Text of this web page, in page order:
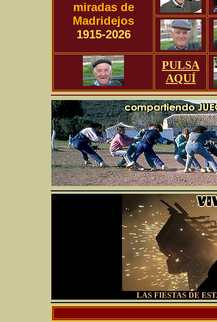
miradas de
Madridejos
1915-2026
PULSA
AQUÍ
LAS FIESTAS DE